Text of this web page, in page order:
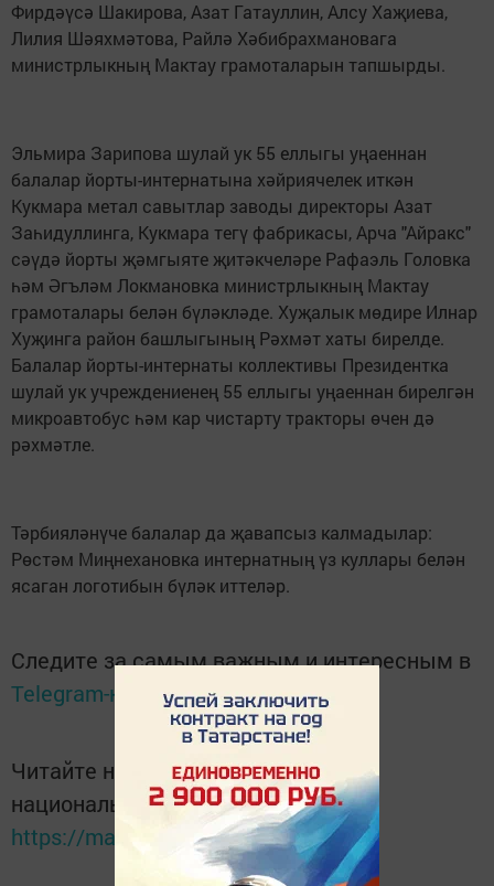
Фирдәүсә Шакирова, Азат Гатауллин, Алсу Хаҗиева,
Лилия Шәяхмәтова, Райлә Хәбибрахмановага
министрлыкның Мактау грамоталарын тапшырды.
Эльмира Зарипова шулай ук 55 еллыгы уңаеннан
балалар йорты-интернатына хәйриячелек иткән
Кукмара метал савытлар заводы директоры Азат
Заһидуллинга, Кукмара тегү фабрикасы, Арча "Айракс"
сәүдә йорты җәмгыяте җитәкчеләре Рафаэль Головка
һәм Әгъләм Локмановка министрлыкның Мактау
грамоталары белән бүләкләде. Хуҗалык мөдире Илнар
Хуҗинга район башлыгының Рәхмәт хаты бирелде.
Балалар йорты-интернаты коллективы Президентка
шулай ук учреждениенең 55 еллыгы уңаеннан бирелгән
микроавтобус һәм кар чистарту тракторы өчен дә
рәхмәтле.
Тәрбияләнүче балалар да җавапсыз калмадылар:
Рөстәм Миңнехановка интернатның үз куллары белән
ясаган логотибын бүләк иттеләр.
Следите за самым важным и интересным в
Telegram-каналеТатмедиа
Читайте новости Татарстана в
национальном мессенджере MАХ:
https://max.ru/tatmedia